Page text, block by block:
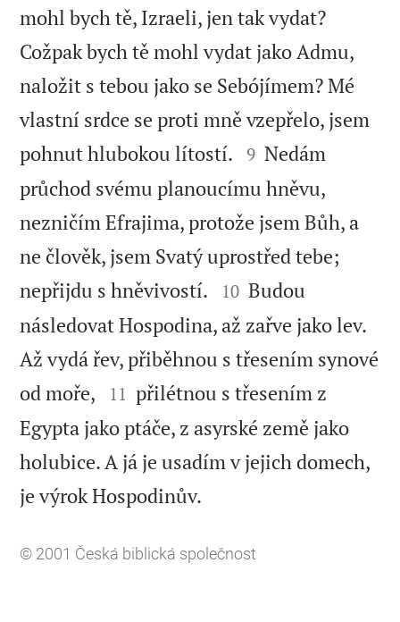
mohl bych tě, Izraeli, jen tak vydat?
Cožpak bych tě mohl vydat jako Admu,
naložit s tebou jako se Sebójímem? Mé
vlastní srdce se proti mně vzepřelo, jsem
pohnut hlubokou lítostí. 

9 Nedám
průchod svému planoucímu hněvu,
nezničím Efrajima, protože jsem Bůh, a
ne člověk, jsem Svatý uprostřed tebe;
nepřijdu s hněvivostí.


10 Budou
následovat Hospodina, až zařve jako lev.
Až vydá řev, přiběhnou s třesením synové
od moře,


11 přilétnou s třesením z
Egypta jako ptáče, z asyrské země jako
holubice. A já je usadím v jejich domech,
je výrok Hospodinův.
© 2001 Česká biblická společnost